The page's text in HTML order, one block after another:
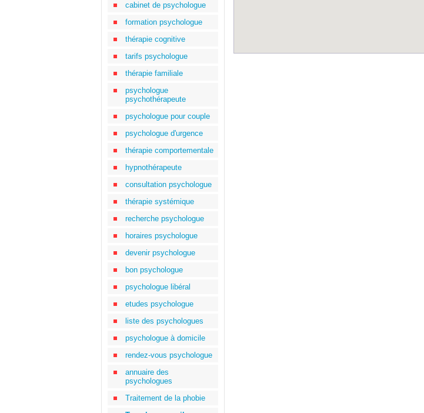
cabinet de psychologue
formation psychologue
thérapie cognitive
tarifs psychologue
thérapie familiale
psychologue
psychothérapeute
psychologue pour couple
psychologue d'urgence
thérapie comportementale
hypnothérapeute
consultation psychologue
thérapie systémique
recherche psychologue
horaires psychologue
devenir psychologue
bon psychologue
psychologue libéral
etudes psychologue
liste des psychologues
psychologue à domicile
rendez-vous psychologue
annuaire des
psychologues
Traitement de la phobie